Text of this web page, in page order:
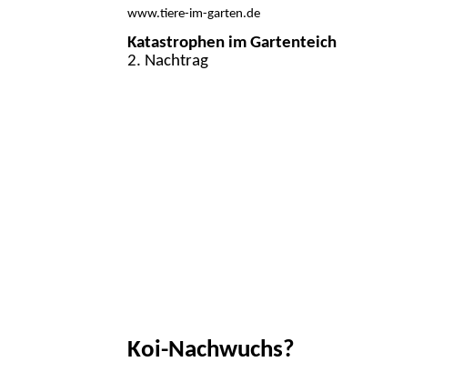
www.tiere-im-garten.de
Katastrophen im Gartenteich
2. Nachtrag
Koi-Nachwuchs?